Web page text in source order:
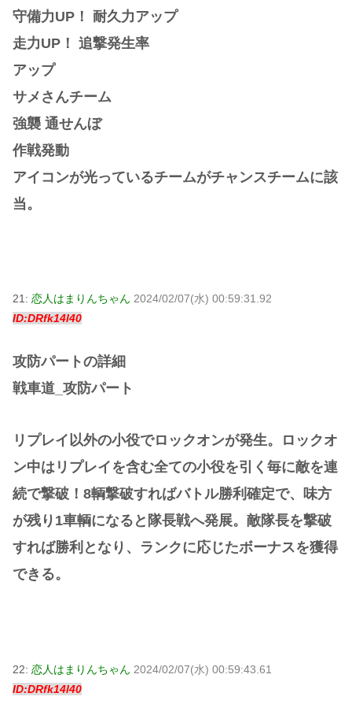
守備力UP！ 耐久力アップ
走力UP！ 追撃発生率
アップ
サメさんチーム
強襲 通せんぼ
作戦発動
アイコンが光っているチームがチャンスチームに該
当。
21: 恋人はまりんちゃん 2024/02/07(水) 00:59:31.92
ID:DRfk14l40
攻防パートの詳細
戦車道_攻防パート
リプレイ以外の小役でロックオンが発生。ロックオ
ン中はリプレイを含む全ての小役を引く毎に敵を連
続で撃破！8輌撃破すればバトル勝利確定で、味方
が残り1車輌になると隊長戦へ発展。敵隊長を撃破
すれば勝利となり、ランクに応じたボーナスを獲得
できる。
22: 恋人はまりんちゃん 2024/02/07(水) 00:59:43.61
ID:DRfk14l40